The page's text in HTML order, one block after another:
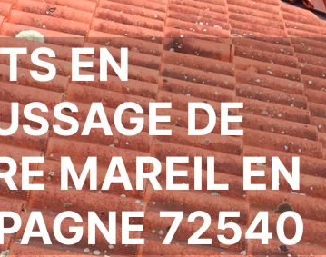
EN
DE
MAREIL EN
72540